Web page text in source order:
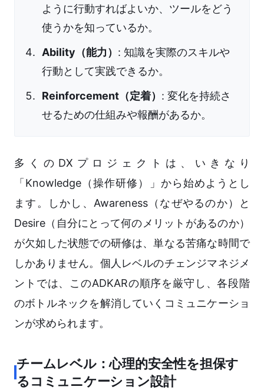
ように行動すればよいか、ツールをどう
使うかを知っているか。
Ability（能力） : 知識を実際のスキルや
行動として実践できるか。
Reinforcement（定着） : 変化を持続さ
せるための仕組みや報酬があるか。
多くのDXプロジェクトは、いきなり
「Knowledge（操作研修）」から始めようとし
ます。しかし、Awareness（なぜやるのか）と
Desire（自分にとって何のメリットがあるのか）
が欠如した状態での研修は、単なる苦痛な時間で
しかありません。個人レベルのチェンジマネジメ
ントでは、このADKARの順序を厳守し、各段階
のボトルネックを解消していくコミュニケーショ
ンが求められます。
チームレベル：心理的安全性を担保す
るコミュニケーション設計